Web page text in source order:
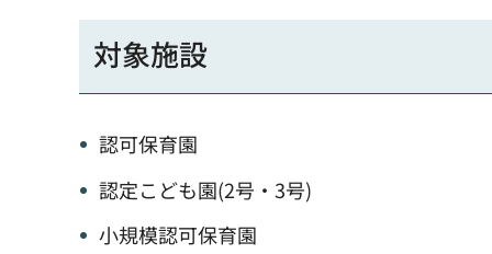
対象施設
認可保育園
認定こども園(2号・3号)
小規模認可保育園